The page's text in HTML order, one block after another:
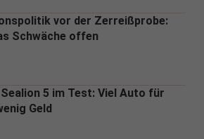
vor der Zerreißprobe:
Schwäche offen
Sealion 5 im Test: Viel Auto für
Geld